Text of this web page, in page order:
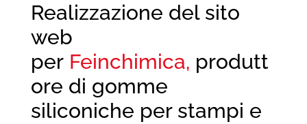
Realizzazione del sito
web
per Feinchimica, produtt
ore di gomme
siliconiche per stampi e